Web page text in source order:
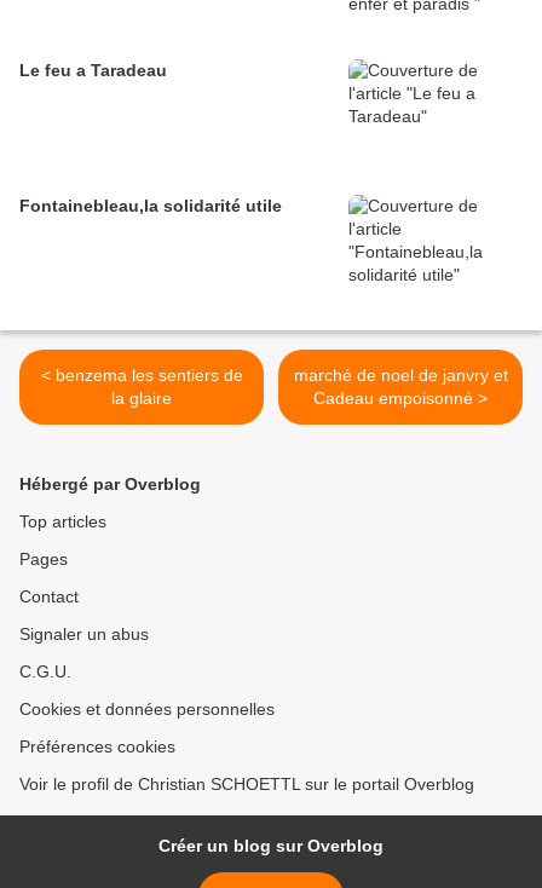
Le feu a Taradeau
Fontainebleau,la solidarité utile
< benzema les sentiers de
la glaire
marché de noel de janvry et
Cadeau empoisonné >
Hébergé par Overblog
Top articles
Pages
Contact
Signaler un abus
C.G.U.
Cookies et données personnelles
Préférences cookies
Voir le profil de Christian SCHOETTL sur le portail Overblog
Créer un blog sur Overblog